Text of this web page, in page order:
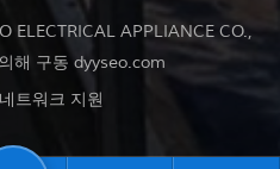
ELECTRICAL APPLIANCE CO.,
해 구동 dyyseo.com
트워크 지원